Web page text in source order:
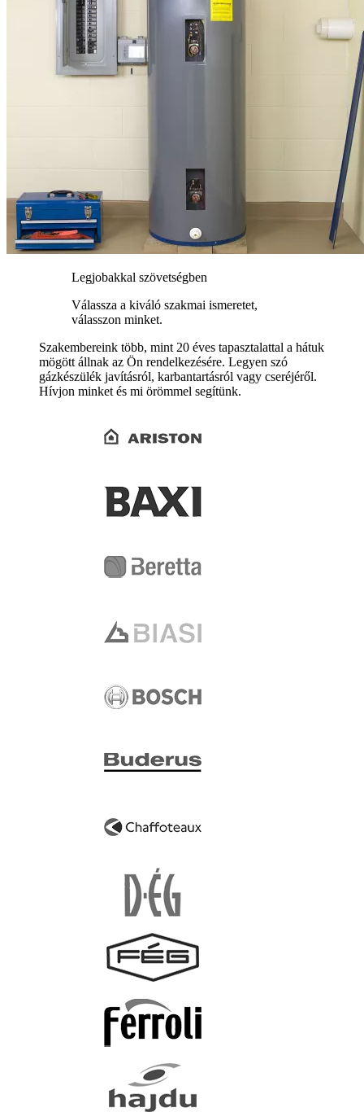
Legjobakkal szövetségben
Válassza a kiváló szakmai ismeretet,
válasszon minket.
Szakembereink több, mint 20 éves tapasztalattal a hátuk
mögött állnak az Ön rendelkezésére. Legyen szó
gázkészülék javításról, karbantartásról vagy cseréjéről.
Hívjon minket és mi örömmel segítünk.